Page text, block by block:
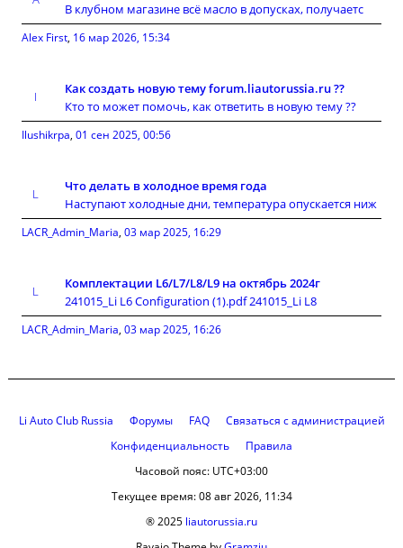
В клубном магазине всё масло в допусках, получаетс
Alex First, 16 мар 2026, 15:34
Как создать новую тему forum.liautorussia.ru ??
Кто то может помочь, как ответить в новую тему ??
Ilushikrpa, 01 сен 2025, 00:56
Что делать в холодное время года
Наступают холодные дни, температура опускается ниж
LACR_Admin_Maria, 03 мар 2025, 16:29
Комплектации L6/L7/L8/L9 на октябрь 2024г
241015_Li L6 Configuration (1).pdf 241015_Li L8
LACR_Admin_Maria, 03 мар 2025, 16:26
Li Auto Club Russia Форумы FAQ
Связаться с администрацией
Конфиденциальность
Правила
Часовой пояс: UTC+03:00
Текущее время: 08 авг 2026, 11:34
® 2025 liautorussia.ru